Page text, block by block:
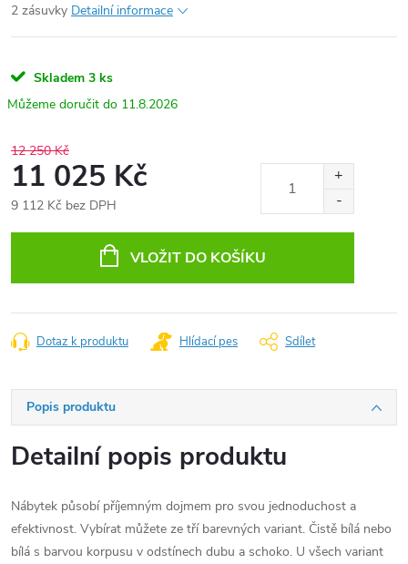
2 zásuvky Detailní informace
Skladem 3 ks
11.8.2026
12 250 Kč
11 025 Kč
9 112 Kč bez DPH
VLOŽIT DO KOŠÍKU
Dotaz k produktu Hlídací pes Sdílet
Popis produktu
Detailní popis produktu
Nábytek působí příjemným dojmem pro svou jednoduchost a
efektivnost. Vybírat můžete ze tří barevných variant. Čistě bílá nebo
bílá s barvou korpusu v odstínech dubu a schoko. U všech variant